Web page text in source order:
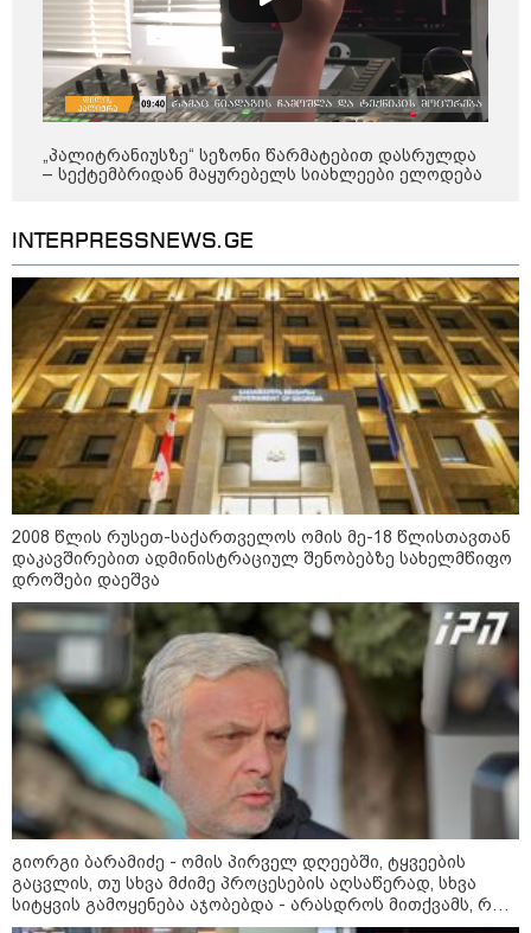
11:40 / 07-08-2026
"დაკავებულია 3 პირი, რომლებიც
სისტემატურად ამზადებდნენ ცნობილი
ბრენდების ფალსიფიცირებულ ვისკისა და
სხვა ალკოჰოლურ სასმელებს" -
საგამოძიებო სამსახური
22:49 / 07-08-2026
"ამ წუთებში, თავს დაესხნენ
არასრულწლოვანების და
სავარაუდოდ, არა მარტო
არასრულწლოვანების ჯგუფი" -
ადვოკატის ინფორმაციით
კურიერს თავს დაესხნენ
„პალიტრანიუსზე“ სეზონი წარმატებით დასრულდა
– სექტემბრიდან მაყურებელს სიახლეები ელოდება
INTERPRESSNEWS.GE
2008 წლის რუსეთ-საქართველოს ომის მე-18 წლისთავთან
დაკავშირებით ადმინისტრაციულ შენობებზე სახელმწიფო
დროშები დაეშვა
გიორგი ბარამიძე - ომის პირველ დღეებში, ტყვეების
გაცვლის, თუ სხვა მძიმე პროცესების აღსაწერად, სხვა
სიტყვის გამოყენება აჯობებდა - არასდროს მითქვამს, რომ
ჩვენები ხელებაწეულს ან დატყვევებულს "ხვრეტდნენ", ეგ